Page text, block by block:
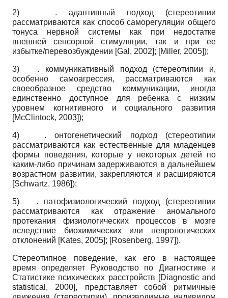
2) . адаптивный подход (стереотипии
рассматриваются как способ саморегуляции общего
тонуса нервной системы как при недостатке
внешней сенсорной стимуляции, так и при ее
избытке/перевозбуждении [Gal, 2002]; [Miller, 2005]);
3) . коммуникативный подход (стереоти­пии и,
особенно самоагрессия, рассматриваются как
своеобразное средство коммуникации, иногда
единственно доступное для ребенка с низким
уровнем когнитивного и социального развития
[McClintock, 2003]);
4) . онтогенетический подход (стерео­типии
рассматриваются как естественные для младенцев
формы поведения, которые у некоторых детей по
каким-либо причинам задерживаются в дальнейшем
возрастном развитии, закрепляются и расширяются
[Schwartz, 1986]);
5) . патофизиологический подход (сте­реотипии
рассматриваются как отражение аномального
протекания физиологических процессов в мозге
вследствие биохимических или неврологических
отклонений [Kates, 2005]; [Rosenberg, 1997]).
Стереотипное поведение, как его в настоящее
время определяет Руководство по Диагностике и
Статистике психических расстройств [Diagnostic and
statistical, 2000], представляет собой ритмичные